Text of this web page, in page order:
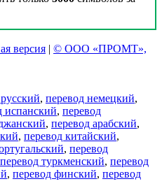
версия | © ООО «ПРОМТ»,
, перевод немецкий,
испанский, перевод
, перевод арабский,
, перевод китайский,
, перевод
перевод туркменский, перевод
, перевод финский, перевод